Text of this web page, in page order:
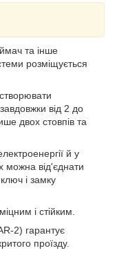
та інше
розміщується
від 2 до
двох стовпів та
й у
можна від'єднати
і замку
і стійким.
2) гарантує
проїзду.